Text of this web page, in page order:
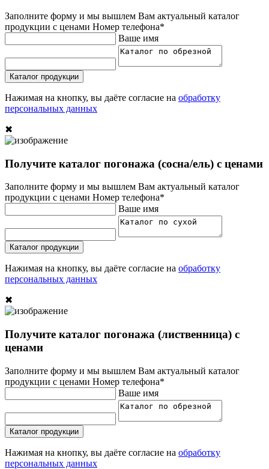
Заполните форму и мы вышлем Вам актуальный каталог
продукции с ценами Номер телефона*
Ваше имя
Каталог продукции
Нажимая на кнопку, вы даёте согласие на обработку
персональных данных
✖
Получите каталог погонажа (сосна/ель) с ценами
Заполните форму и мы вышлем Вам актуальный каталог
продукции с ценами Номер телефона*
Ваше имя
Каталог продукции
Нажимая на кнопку, вы даёте согласие на обработку
персональных данных
✖
Получите каталог погонажа (лиственница) с
ценами
Заполните форму и мы вышлем Вам актуальный каталог
продукции с ценами Номер телефона*
Ваше имя
Каталог продукции
Нажимая на кнопку, вы даёте согласие на обработку
персональных данных